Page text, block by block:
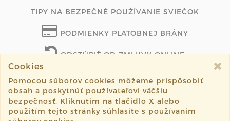
TIPY NA BEZPEČNÉ POUŽÍVANIE SVIEČOK
PODMIENKY PLATOBNEJ BRÁNY
ODSTÚPIŤ OD ZMLUVY ONLINE
©2026 candler.sk všetky práva vyhradené.
Vytvorené systémomsashe.sk
Cookies
Pomocou súborov cookies môžeme prispôsobiť
obsah a poskytnúť používateľovi väčšiu
bezpečnosť. Kliknutím na tlačidlo X alebo
použitím tejto stránky súhlasíte s používaním